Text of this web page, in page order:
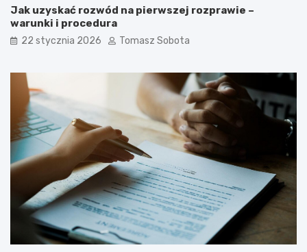
Jak uzyskać rozwód na pierwszej rozprawie –
warunki i procedura
22 stycznia 2026 Tomasz Sobota